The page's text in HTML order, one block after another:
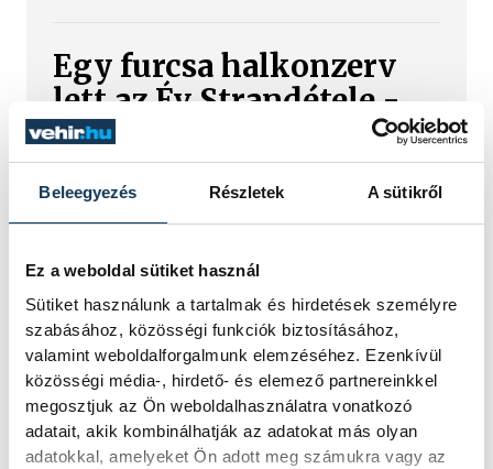
Beleegyezés Részletek A sütikről
Ez a weboldal sütiket használ
Sütiket használunk a tartalmak és hirdetések személyre
szabásához, közösségi funkciók biztosításához,
valamint weboldalforgalmunk elemzéséhez. Ezenkívül
közösségi média-, hirdető- és elemező partnereinkkel
megosztjuk az Ön weboldalhasználatra vonatkozó
adatait, akik kombinálhatják az adatokat más olyan
adatokkal, amelyeket Ön adott meg számukra vagy az
Egy furcsa halkonzerv
lett az Év Strandétele -
mutatjuk!
A Balatoni Kör idén tizenkettedik
alkalommal hirdette meg az év
eddiginél több, 22 vendéglátóhely 44
Meglepték az elemzőket
a júliusi inflációs adatok
Hatalmas meglepetésként értékelték